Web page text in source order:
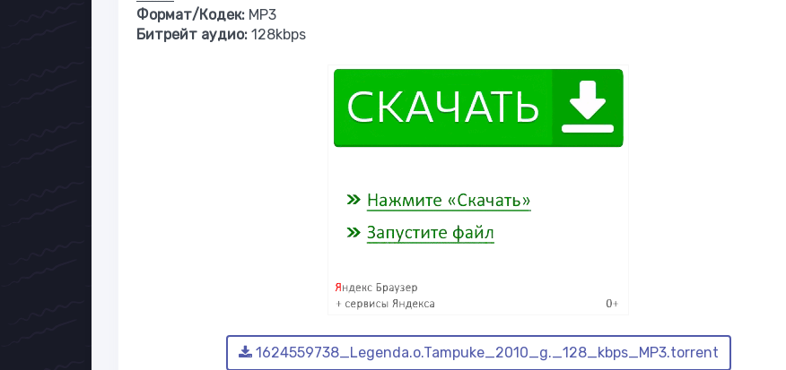
Формат/Кодек: MP3
Битрейт аудио: 128kbps
1624559738_Legenda.o.Tampuke_2010_g._128_kbps_MP3.torrent